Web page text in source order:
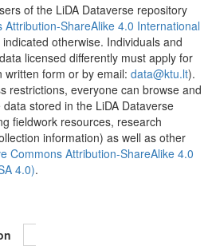
of the LiDA Dataverse repository
Attribution-ShareAlike 4.0 International
indicated otherwise. Individuals and
licensed differently must apply for
written form or by email: data@ktu.lt).
restrictions, everyone can browse and
stored in the LiDA Dataverse
fieldwork resources, research
information) as well as other
Commons Attribution-ShareAlike 4.0
4.0).